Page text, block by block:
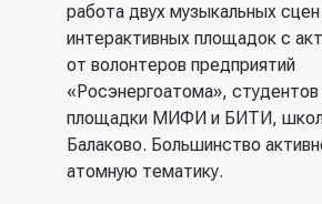
работа двух музыкальных
интерактивных площадок с
от волонтеров предприятий
«Росэнергоатома»,
площадки МИФИ и БИТИ,
Балаково. Большинство
атомную тематику.